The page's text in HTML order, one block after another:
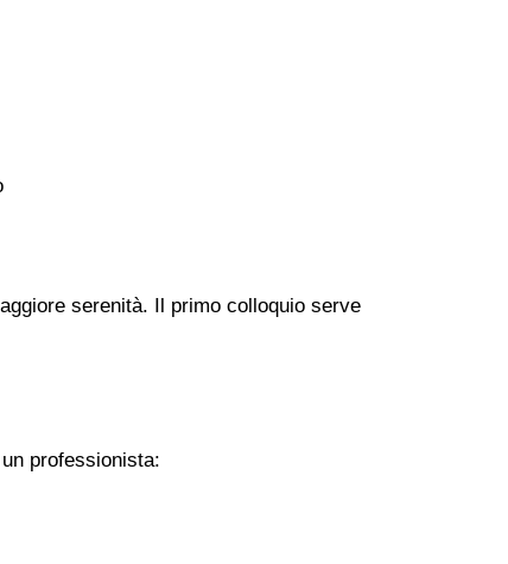
serenità. Il primo colloquio serve
professionista: